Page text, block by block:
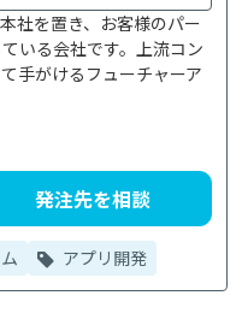
社を置き、お客様のパー
いる会社です。上流コン
手がけるフューチャーア
発注先を相談
アプリ開発